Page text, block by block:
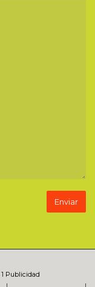
1 Publicidad